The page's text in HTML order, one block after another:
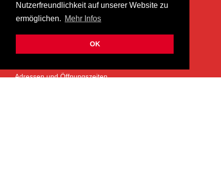
Nutzerfreundlichkeit auf unserer Website zu
ermöglichen. Mehr Infos
OK
8952 Schlieren
info@heermusic.com
ÜBER UNS
Adressen und Öffnungszeiten